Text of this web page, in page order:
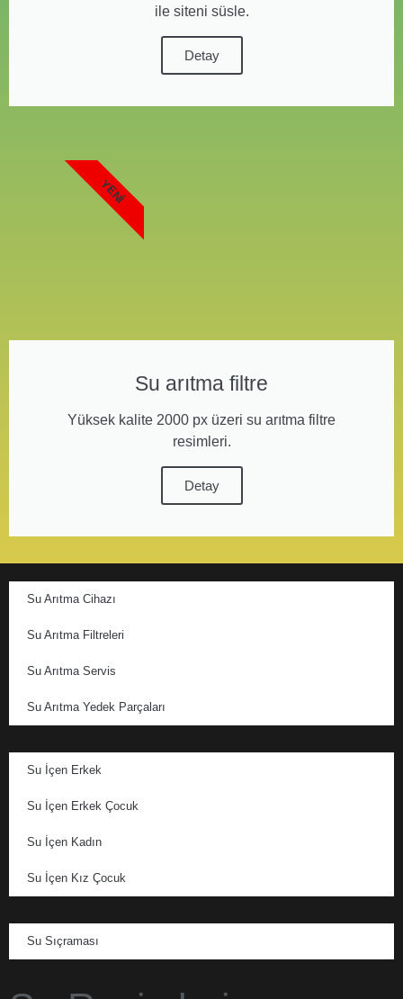
ile siteni süsle.
Detay
Su arıtma filtre
Yüksek kalite 2000 px üzeri su arıtma filtre
resimleri.
Detay
YENI
Su Arıtma Cihazı
Su Arıtma Filtreleri
Su Arıtma Servis
Su Arıtma Yedek Parçaları
Su İçen Erkek
Su İçen Erkek Çocuk
Su İçen Kadın
Su İçen Kız Çocuk
Su Sıçraması